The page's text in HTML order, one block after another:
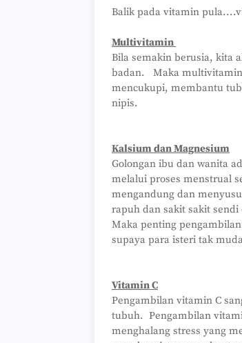
Balik pada vitamin
Multivitamin
Bila semakin berusia, kita
badan. Maka multivitamin
mencukupi, membantu
nipis.
Kalsium dan Magnesium
Golongan ibu dan wanita
melalui proses menstrual
mengandung dan
rapuh dan sakit sakit
Maka penting
supaya para isteri tak
Vitamin C
Pengambilan vitamin C
tubuh. Pengambilan
menghalang stress yang